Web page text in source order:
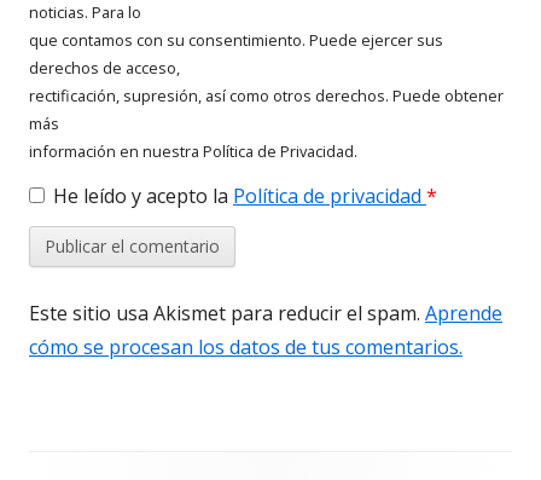
noticias. Para lo
que contamos con su consentimiento. Puede ejercer sus
derechos de acceso,
rectificación, supresión, así como otros derechos. Puede obtener
más
información en nuestra Política de Privacidad.
He leído y acepto la Política de privacidad *
Este sitio usa Akismet para reducir el spam. Aprende
cómo se procesan los datos de tus comentarios.